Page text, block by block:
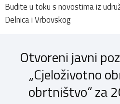
Budite u toku s novostima iz
Delnica i Vrbovskog
Otvoreni javni
„Cjeloživotno
obrtništvo“ za